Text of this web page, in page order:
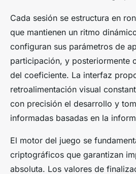
Cada sesión se estructura en
que mantienen un ritmo
configuran sus parámetros de
participación, y posteriormente
del coeficiente. La interfaz
retroalimentación visual
con precisión el desarrollo y
informadas basadas en la
El motor del juego se
criptográficos que garantizan
absoluta. Los valores de